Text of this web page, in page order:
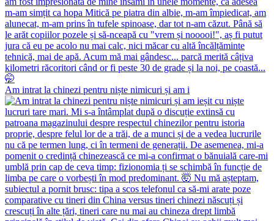
Am intrat la chinezi pentru niște nimicuri și am i